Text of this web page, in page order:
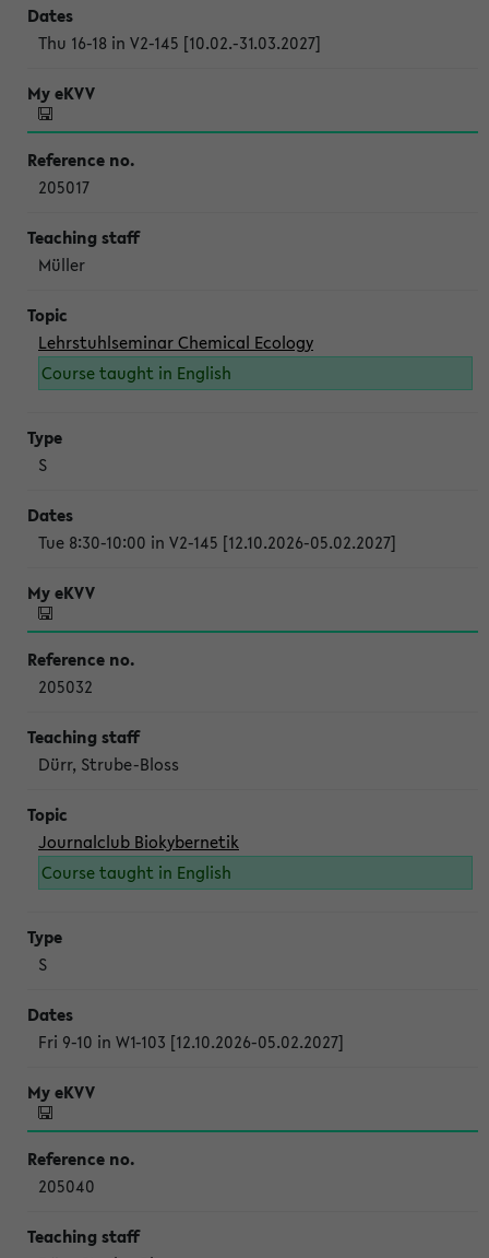
Thu 16-18 in V2-145 [10.02.-31.03.2027]
205017
Müller
Lehrstuhlseminar Chemical Ecology
Course taught in English
S
Tue 8:30-10:00 in V2-145 [12.10.2026-05.02.2027]
205032
Dürr, Strube-Bloss
Journalclub Biokybernetik
Course taught in English
S
Fri 9-10 in W1-103 [12.10.2026-05.02.2027]
205040